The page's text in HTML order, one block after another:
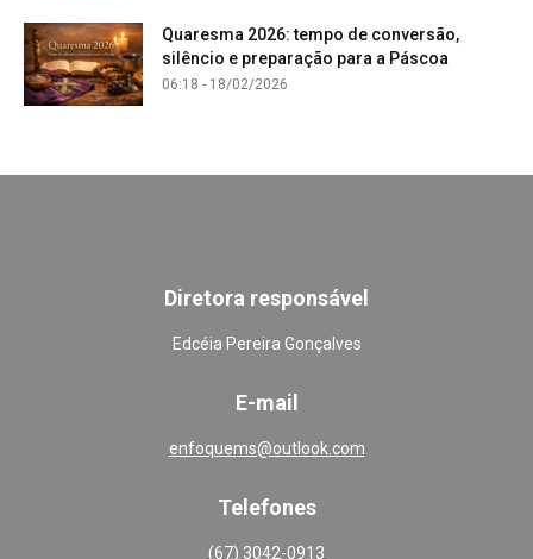
Quaresma 2026: tempo de conversão,
silêncio e preparação para a Páscoa
06:18 - 18/02/2026
Diretora responsável
Edcéia Pereira Gonçalves
E-mail
enfoquems@outlook.com
Telefones
(67) 3042-0913